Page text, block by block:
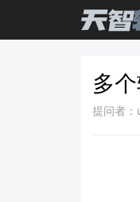
多
提问者